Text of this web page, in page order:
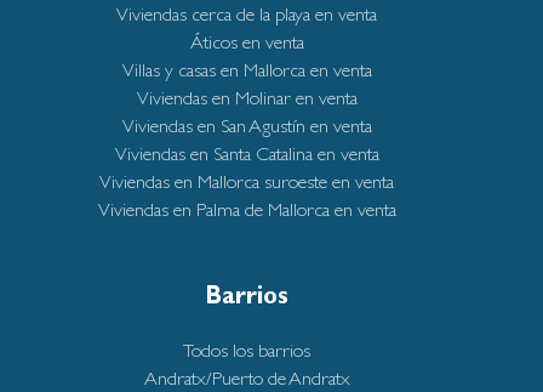
Viviendas cerca de la playa en venta
Áticos en venta
Villas y casas en Mallorca en venta
Viviendas en Molinar en venta
Viviendas en San Agustín en venta
Viviendas en Santa Catalina en venta
Viviendas en Mallorca suroeste en venta
Viviendas en Palma de Mallorca en venta
Barrios
Todos los barrios
Andratx/Puerto de Andratx